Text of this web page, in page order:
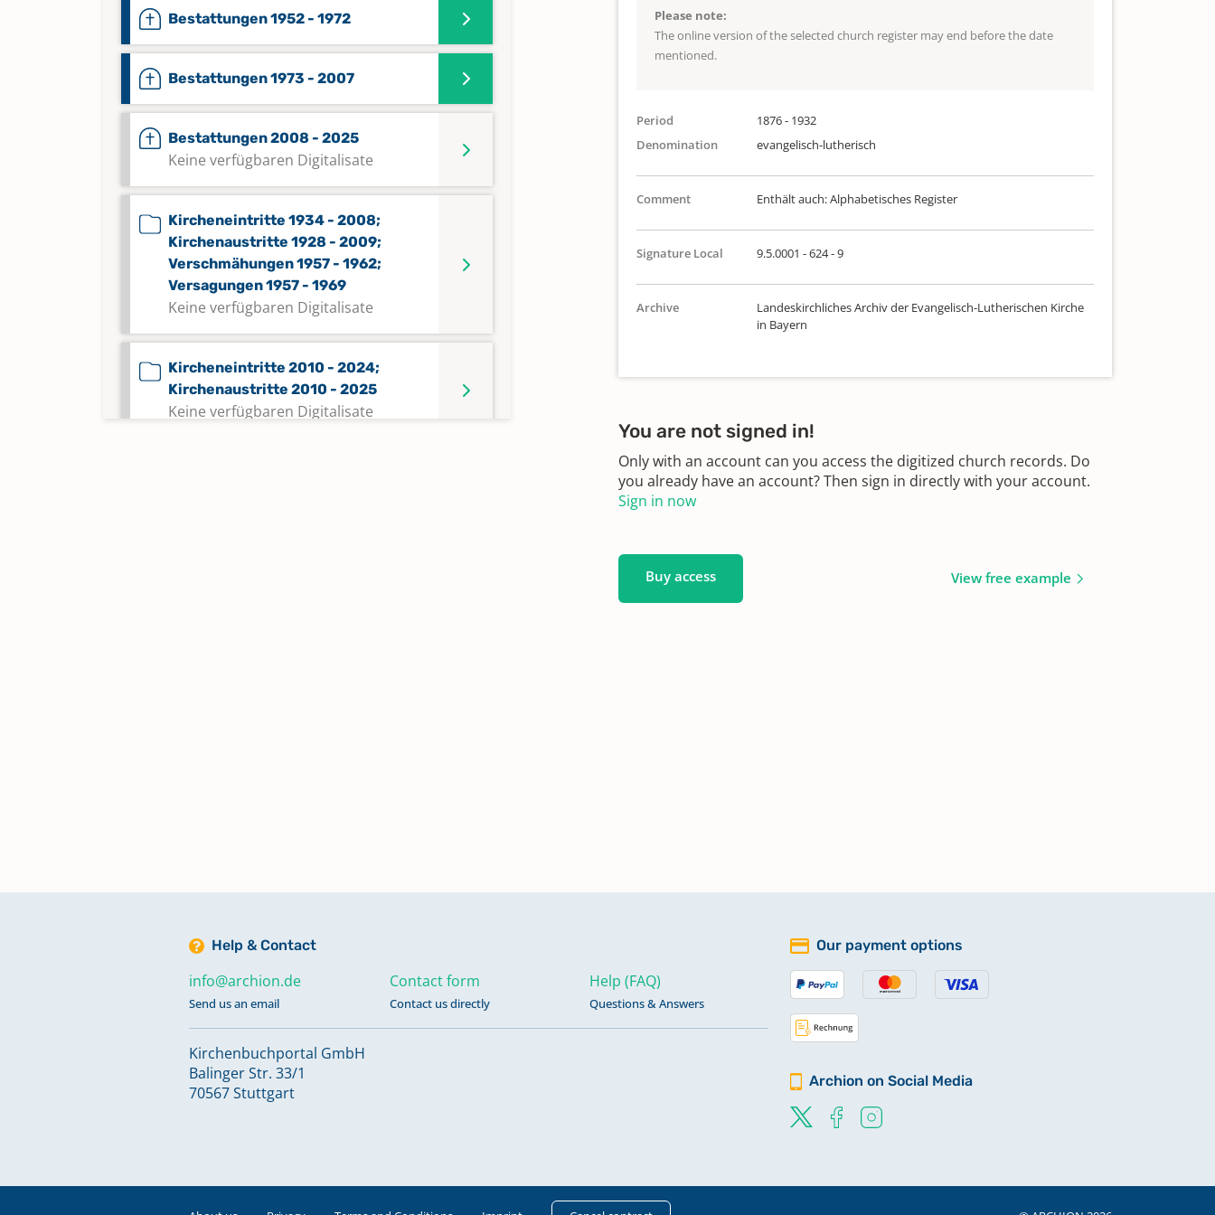
Bestattungen 1952 - 1972
Bestattungen 1973 - 2007
Bestattungen 2008 - 2025
Keine verfügbaren Digitalisate
Kircheneintritte 1934 - 2008;
Kirchenaustritte 1928 - 2009;
Verschmähungen 1957 - 1962;
Versagungen 1957 - 1969
Keine verfügbaren Digitalisate
Kircheneintritte 2010 - 2024;
Kirchenaustritte 2010 - 2025
Keine verfügbaren Digitalisate
Taufen 1848 - 1875
Taufen 1876 - 1908
Taufen 1909 - 1966; Totgeburten 1911
Taufen 1967 - 1998
Please note:
The online version of the selected church register may end before the date
mentioned.
Period
1876 - 1932
Denomination
evangelisch-lutherisch
Comment Enthält auch: Alphabetisches Register
Signature Local 9.5.0001 - 624 - 9
Archive
Landeskirchliches Archiv der Evangelisch-Lutherischen Kirche
in Bayern
You are not signed in!
Only with an account can you access the digitized church records. Do
you already have an account? Then sign in directly with your account.
Sign in now
Buy access View free example
Help & Contact
info@archion.de
Send us an email
Contact form
Contact us directly
Help (FAQ)
Questions & Answers
Kirchenbuchportal GmbH
Balinger Str. 33/1
70567 Stuttgart
Our payment options
Archion on Social Media